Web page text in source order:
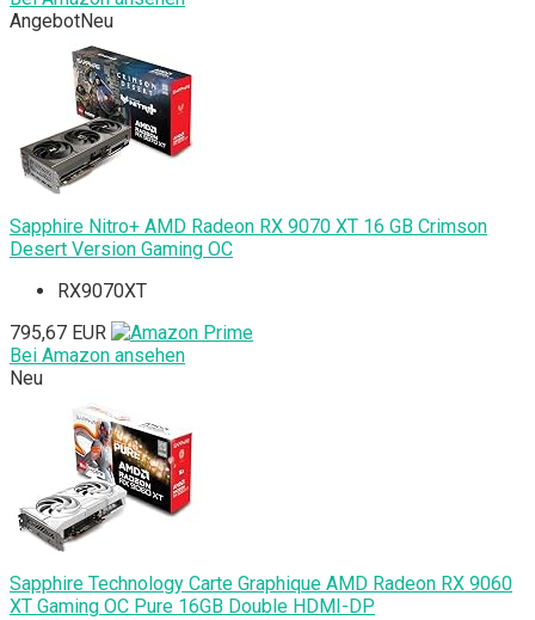
AngebotNeu
Sapphire Nitro+ AMD Radeon RX 9070 XT 16 GB Crimson
Desert Version Gaming OC
RX9070XT
795,67 EUR
Bei Amazon ansehen
Neu
Sapphire Technology Carte Graphique AMD Radeon RX 9060
XT Gaming OC Pure 16GB Double HDMI-DP